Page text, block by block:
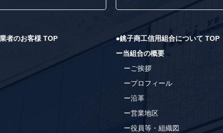
者のお客様 TOP
●銚子商工信用組合について TOP
ー当組合の概要
ーご挨拶
ープロフィール
ー沿革
ー営業地区
ー役員等・組織図